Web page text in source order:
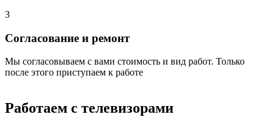
3
Согласование и ремонт
Мы согласовываем с вами стоимость и вид работ. Только
после этого приступаем к работе
Работаем с телевизорами